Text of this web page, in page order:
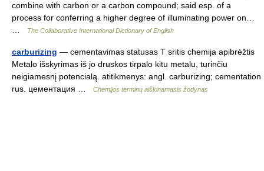
combine with carbon or a carbon compound; said esp. of a
process for conferring a higher degree of illuminating power on…
The Collaborative International Dictionary of English
carburizing — cementavimas statusas T sritis chemija apibrėžtis
Metalo išskyrimas iš jo druskos tirpalo kitu metalu, turinčiu
neigiamesnį potencialą. atitikmenys: angl. carburizing; cementation
rus. цементация …
Chemijos terminų aiškinamasis žodynas